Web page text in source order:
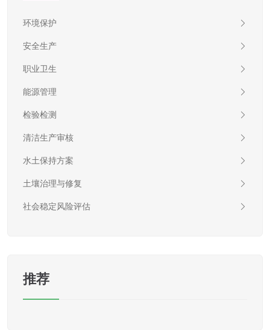
环境保护
安全生产
职业卫生
能源管理
检验检测
清洁生产审核
水土保持方案
土壤治理与修复
社会稳定风险评估
推荐